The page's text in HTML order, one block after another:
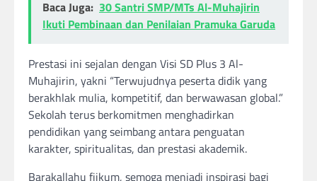
Baca Juga: 30 Santri SMP/MTs Al-Muhajirin
Ikuti Pembinaan dan Penilaian Pramuka Garuda
Prestasi ini sejalan dengan Visi SD Plus 3 Al-
Muhajirin, yakni “Terwujudnya peserta didik yang
berakhlak mulia, kompetitif, dan berwawasan global.”
Sekolah terus berkomitmen menghadirkan
pendidikan yang seimbang antara penguatan
karakter, spiritualitas, dan prestasi akademik.
Barakallahu fiikum, semoga menjadi inspirasi bagi